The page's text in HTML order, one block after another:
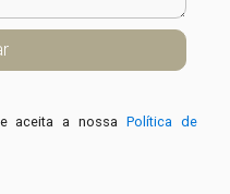
aceita a nossaPolítica de